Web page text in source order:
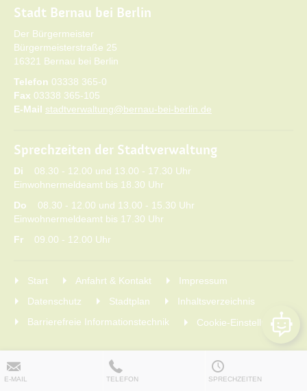
Stadt Bernau bei Berlin
Der Bürgermeister
Bürgermeisterstraße 25
16321 Bernau bei Berlin
Telefon 03338 365-0
Fax 03338 365-105
E-Mail stadtverwaltung@bernau-bei-berlin.de
Sprechzeiten der Stadtverwaltung
Di 08.30 - 12.00 und 13.00 - 17.30 Uhr
Einwohnermeldeamt bis 18.30 Uhr
Do 08.30 - 12.00 und 13.00 - 15.30 Uhr
Einwohnermeldeamt bis 17.30 Uhr
Fr 09.00 - 12.00 Uhr
Start Anfahrt & Kontakt
Impressum
Datenschutz
Stadtplan
Inhaltsverzeichnis
Barrierefreie Informationstechnik
Cookie-Einstellungen
E-MAIL TELEFON SPRECHZEITEN